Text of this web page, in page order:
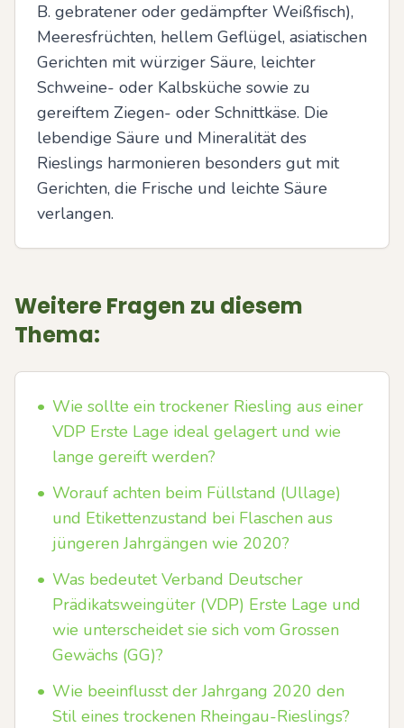
B. gebratener oder gedämpfter Weißfisch),
Meeresfrüchten, hellem Geflügel, asiatischen
Gerichten mit würziger Säure, leichter
Schweine- oder Kalbsküche sowie zu
gereiftem Ziegen- oder Schnittkäse. Die
lebendige Säure und Mineralität des
Rieslings harmonieren besonders gut mit
Gerichten, die Frische und leichte Säure
verlangen.
Weitere Fragen zu diesem
Thema:
• Wie sollte ein trockener Riesling aus einer
VDP Erste Lage ideal gelagert und wie
lange gereift werden?
• Worauf achten beim Füllstand (Ullage)
und Etikettenzustand bei Flaschen aus
jüngeren Jahrgängen wie 2020?
• Was bedeutet Verband Deutscher
Prädikatsweingüter (VDP) Erste Lage und
wie unterscheidet sie sich vom Grossen
Gewächs (GG)?
• Wie beeinflusst der Jahrgang 2020 den
Stil eines trockenen Rheingau-Rieslings?